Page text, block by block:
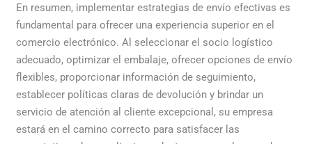
En resumen, implementar estrategias de envío efectivas es
fundamental para ofrecer una experiencia superior en el
comercio electrónico. Al seleccionar el socio logístico
adecuado, optimizar el embalaje, ofrecer opciones de envío
flexibles, proporcionar información de seguimiento,
establecer políticas claras de devolución y brindar un
servicio de atención al cliente excepcional, su empresa
estará en el camino correcto para satisfacer las